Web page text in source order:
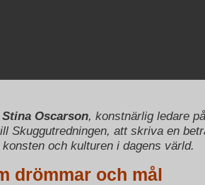
Stina Oscarson, konstnärlig ledare
Skuggutredningen, att skriva en
och kulturen i dagens värld.
drömmar och mål